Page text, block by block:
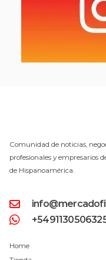
Comunidad de noticias,
profesionales y empresarios
de Hispanoamérica.
Home